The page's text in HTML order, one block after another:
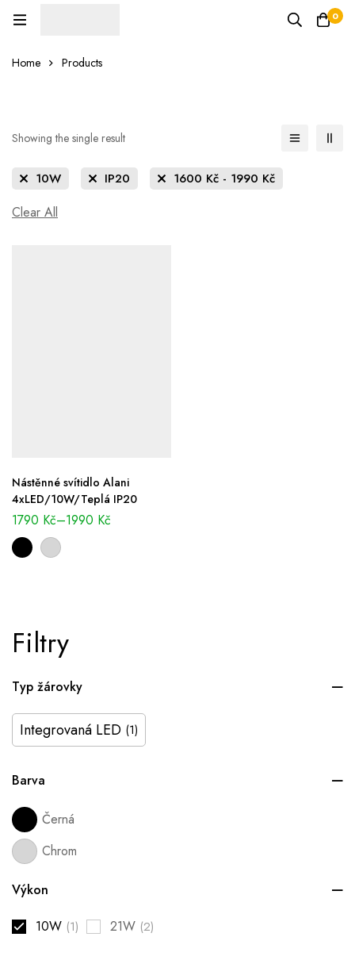
0
Home Products
Filtry
Typ žárovky
Integrovaná LED (1)
Barva
Černá
Chrom
Výkon
10W (1) 21W (2)
Showing the single result
10W IP20 1600 Kč - 1990 Kč
Clear All
Nástěnné svítidlo Alani
4xLED/10W/Teplá IP20
1790 Kč–1990 Kč